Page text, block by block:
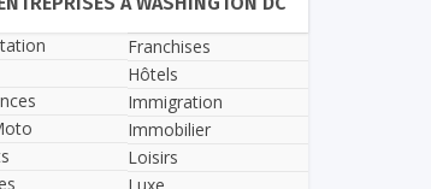
Franchises
Hôtels
Immigration
Immobilier
Loisirs